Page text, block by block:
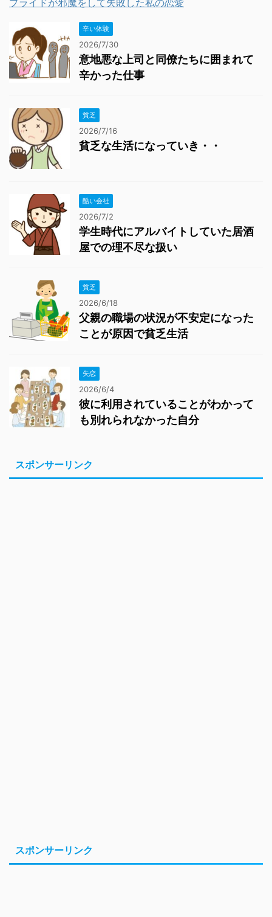
辛い体験
2026/7/30
意地悪な上司と同僚たちに囲まれて
辛かった仕事
貧乏
2026/7/16
貧乏な生活になっていき・・
酷い会社
2026/7/2
学生時代にアルバイトしていた居酒
屋での理不尽な扱い
貧乏
2026/6/18
父親の職場の状況が不安定になった
ことが原因で貧乏生活
失恋
2026/6/4
彼に利用されていることがわかって
も別れられなかった自分
スポンサーリンク
スポンサーリンク